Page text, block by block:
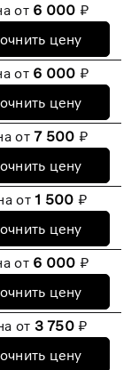
от 6 000 ₽
цену
от 6 000 ₽
цену
от7 500 ₽
цену
от1 500 ₽
цену
от 6 000 ₽
цену
от 3 750 ₽
цену